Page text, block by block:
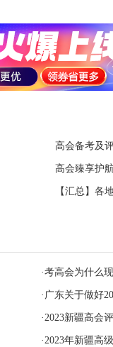
高会备考及
高会臻享护
【汇总】各
·考高会为什么
· 广东关于做好
·2023新疆高会
·2023年新疆高